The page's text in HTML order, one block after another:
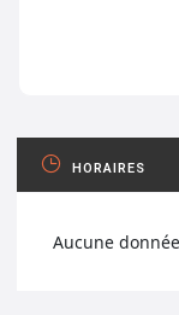
HORAIRES
Aucune